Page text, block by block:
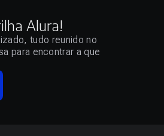
Alura!
tudo reunido no
para encontrar a que